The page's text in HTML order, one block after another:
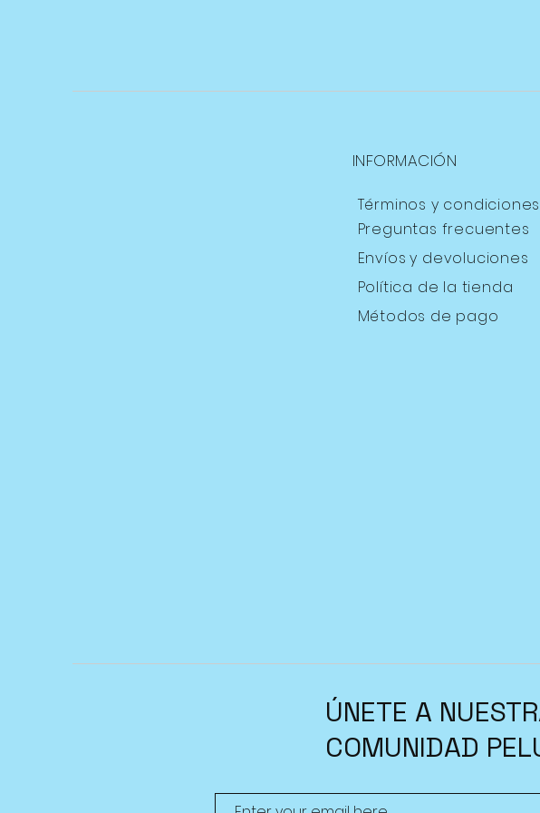
INFORMACIÓN
Términos y condiciones
Preguntas frecuentes
Envíos y devoluciones
Política de la tienda
Métodos de pago
ÚNETE A
COMUNIDAD